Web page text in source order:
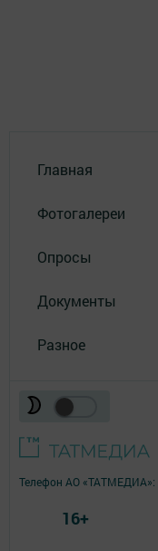
Главная
Фотогалереи
Опросы
Документы
Разное
Телефон АО «ТАТМЕДИА»:
16+